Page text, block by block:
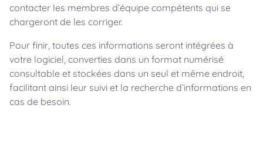
contacter les membres d’équipe compétents qui se
chargeront de les corriger.
Pour finir, toutes ces informations seront intégrées à
votre logiciel, converties dans un format numérisé
consultable et stockées dans un seul et même endroit,
facilitant ainsi leur suivi et la recherche d’informations en
cas de besoin.